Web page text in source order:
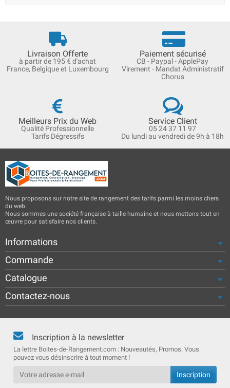
Livraison Offerte
à partir de 195 € d'achat
France, Belgique et Luxembourg
Paiement sécurisé
CB - Paypal - ApplePay
Virement - Mandat Administratif
Chorus
Meilleurs Prix du Web
Qualité Professionnelle
Tarifs Dégressifs
Service Client
05 24 37 11 97
Du lundi au vendredi de 9h à 18h
Nous proposons sur notre site de rangement des tarifs parmi les moins chers
du web.
Nous sommes une société française à taille humaine et nous mettons tout en
œuvre pour satisfaire nos clients.
Informations
Commande
Catalogue
Contactez-nous
Inscription à la newsletter
La lettre Boites-de-Rangement.com : Nouveautés, Promos. Vous
pouvez vous désinscrire à tout moment !